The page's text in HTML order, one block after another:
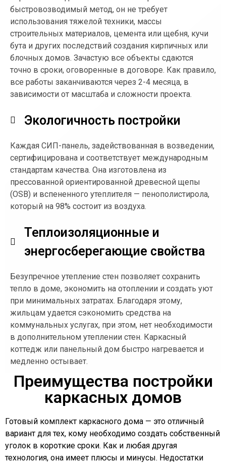
быстровозводимый метод, он не требует
использования тяжелой техники, массы
строительных материалов, цемента или щебня, кучи
бута и других последствий создания кирпичных или
блочных домов. Зачастую все объекты сдаются
точно в сроки, оговоренные в договоре. Как правило,
все работы заканчиваются через 2-4 месяца, в
зависимости от масштаба и сложности проекта.
Экологичность постройки
Каждая СИП-панель, задействованная в возведении,
сертифицирована и соответствует международным
стандартам качества. Она изготовлена из
прессованной ориентированной древесной щепы
(OSB) и вспененного утеплителя — пенополистирола,
который на 98% состоит из воздуха.
Теплоизоляционные и
энергосберегающие свойства
Безупречное утепление стен позволяет сохранить
тепло в доме, экономить на отоплении и создать уют
при минимальных затратах. Благодаря этому,
жильцам удается сэкономить средства на
коммунальных услугах, при этом, нет необходимости
в дополнительном утеплении стен. Каркасный
коттедж или панельный дом быстро нагревается и
медленно остывает.
Преимущества постройки
каркасных домов
Готовый комплект каркасного дома — это отличный
вариант для тех, кому необходимо создать собственный
уголок в короткие сроки. Как и любая другая
технология, она имеет плюсы и минусы. Недостатки